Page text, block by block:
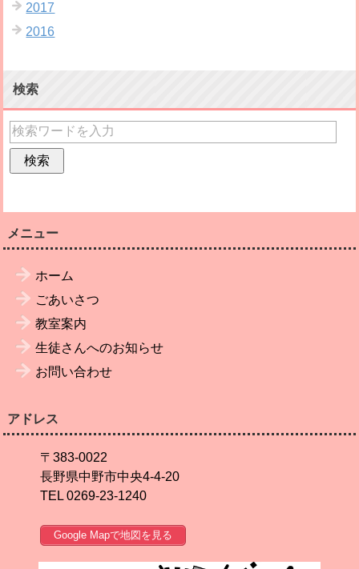
2017
2016
検索
メニュー
ホーム
ごあいさつ
教室案内
生徒さんへのお知らせ
お問い合わせ
アドレス
〒383-0022
長野県中野市中央4-4-20
TEL 0269-23-1240
Google Mapで地図を見る